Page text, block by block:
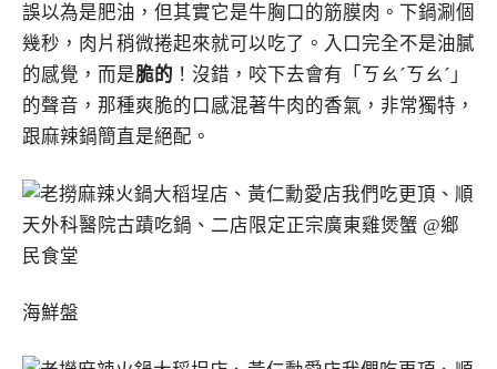
誤以為是肥油，但其實它是牛胸口的筋膜肉。下鍋涮個
幾秒，肉片稍微捲起來就可以吃了。入口完全不是油膩
的感覺，而是脆的 ！沒錯，咬下去會有「ㄎㄠˊㄎㄠˊ」
的聲音，那種爽脆的口感混著牛肉的香氣，非常獨特，
跟麻辣鍋簡直是絕配。
海鮮盤